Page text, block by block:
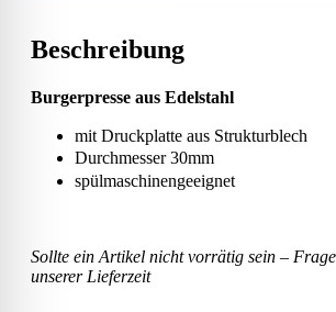
Beschreibung
Burgerpresse aus Edelstahl
mit Druckplatte aus Strukturblech
Durchmesser 30mm
spülmaschinengeeignet
Sollte ein Artikel nicht vorrätig sein –
unserer Lieferzeit